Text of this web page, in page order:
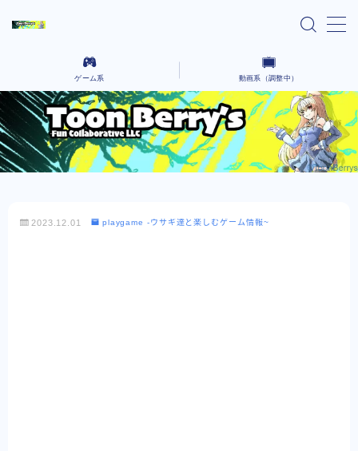
home
Ai lain spear head-気になる話題のゲーム- 気になるニュースや気になったYoutubeなどを語っていく場所です。
Black cafeーゲーム動画をコーヒーでも飲んで
コーヒーを飲みながら、さまざまなクリエイティブな作品を語るないようです。
ゲーム系 動画系（調整中）
2023.12.01 playgame -ウサギ達と楽しむゲーム情報~